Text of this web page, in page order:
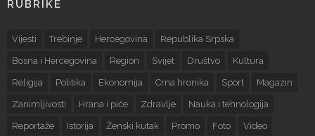
RUBRIKE
Vijesti Trebinje Hercegovina Republika Srpska
Bosna i Hercegovina Region Svijet Društvo Kultura
Religija Politika Ekonomija Crna hronika Sport Magazin
Zanimljivosti Hrana i piće Zdravlje Nauka i tehnologija
Reportaže Istorija Ženski kutak Promo Foto Video